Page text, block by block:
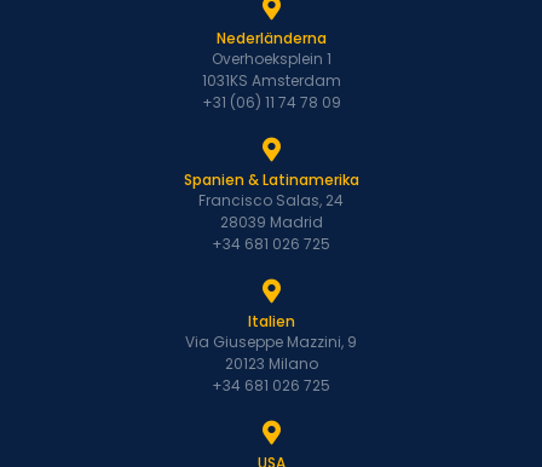
Nederländerna
Overhoeksplein 1
1031KS Amsterdam
+31 (06) 11 74 78 09
Spanien & Latinamerika
Francisco Salas, 24
28039 Madrid
+34 681 026 725
Italien
Via Giuseppe Mazzini, 9
20123 Milano
+34 681 026 725